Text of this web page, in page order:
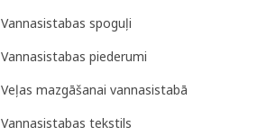
Vannasistabas spoguļi
Vannasistabas piederumi
Veļas mazgāšanai vannasistabā
Vannasistabas tekstils